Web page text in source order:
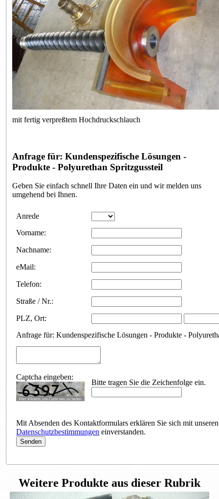
mit fertig verpreßtem Hochdruckschlauch
Anfrage für: Kundenspezifische Lösungen -
Produkte - Polyurethan Spritzgussteil
Geben Sie einfach schnell Ihre Daten ein und wir melden uns
umgehend bei Ihnen.
Anrede
Vorname:
Nachname:
eMail:
Telefon:
Straße / Nr.:
PLZ,Ort:
Anfrage für: Kundenspezifische Lösungen - Produkte -
Captcha eingeben:
Bitte tragen Sie die Zeichenfolge ein.
Mit Absenden des Kontaktformulars erklären Sie sich mit unseren
Datenschutzbestimmungen einverstanden.
Anfrageformular
Weitere Produkte aus dieser Rubrik